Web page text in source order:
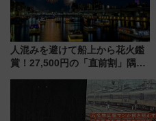
人混みを避けて船上から花火鑑
賞！27,500円の「直前割」隅田
メも持ち込みOK